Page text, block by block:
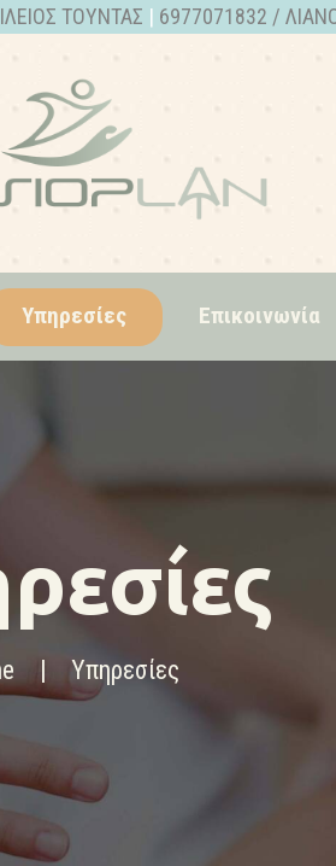
ΤΟΥΝΤΑΣ | 6977071832 /
Υπηρεσίες Επικοινωνία
Υπηρεσίες